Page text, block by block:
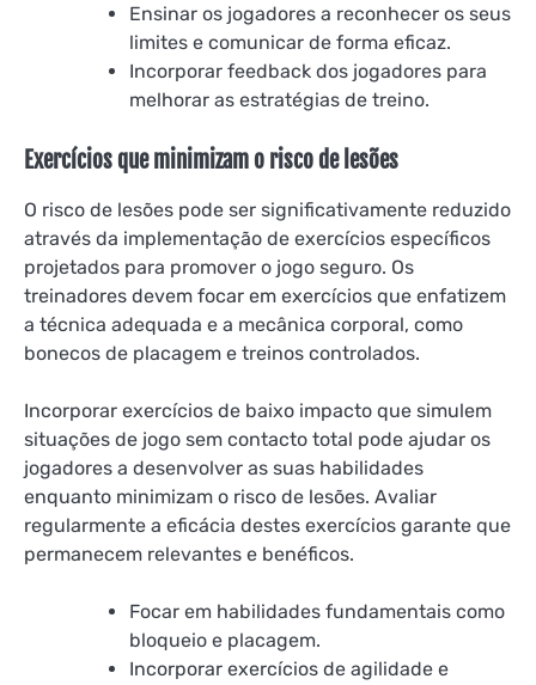
Ensinar os jogadores a reconhecer os seus
limites e comunicar de forma eficaz.
Incorporar feedback dos jogadores para
melhorar as estratégias de treino.
Exercícios que minimizam o risco de lesões
O risco de lesões pode ser significativamente reduzido
através da implementação de exercícios específicos
projetados para promover o jogo seguro. Os
treinadores devem focar em exercícios que enfatizem
a técnica adequada e a mecânica corporal, como
bonecos de placagem e treinos controlados.
Incorporar exercícios de baixo impacto que simulem
situações de jogo sem contacto total pode ajudar os
jogadores a desenvolver as suas habilidades
enquanto minimizam o risco de lesões. Avaliar
regularmente a eficácia destes exercícios garante que
permanecem relevantes e benéficos.
Focar em habilidades fundamentais como
bloqueio e placagem.
Incorporar exercícios de agilidade e